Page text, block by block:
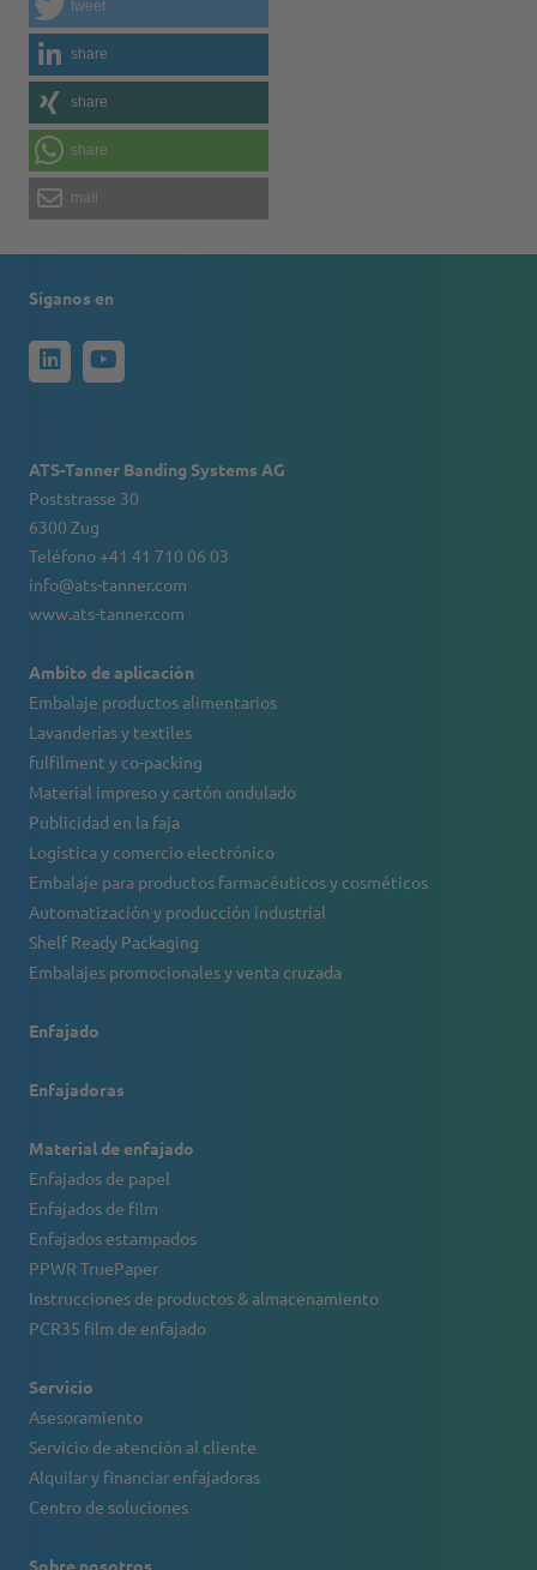
tweet
share
share
share
mail
Síganos en
ATS-Tanner Banding Systems AG
Poststrasse 30
6300 Zug
Teléfono +41 41 710 06 03
info@ats-tanner.com
www.ats-tanner.com
Ambito de aplicación
Embalaje productos alimentarios
Lavanderías y textiles
fulfilment y co-packing
Material impreso y cartón ondulado
Publicidad en la faja
Logística y comercio electrónico
Embalaje para productos farmacéuticos y cosméticos
Automatización y producción industrial
Shelf Ready Packaging
Embalajes promocionales y venta cruzada
Enfajado
Enfajadoras
Material de enfajado
Enfajados de papel
Enfajados de film
Enfajados estampados
PPWR TruePaper
Instrucciones de productos & almacenamiento
PCR35 film de enfajado
Servicio
Asesoramiento
Servicio de atención al cliente
Alquilar y financiar enfajadoras
Centro de soluciones
Sobre nosotros